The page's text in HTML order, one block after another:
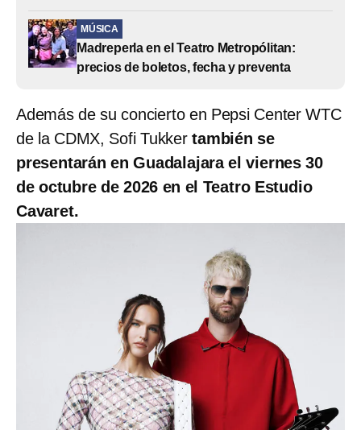
MÚSICA
Madreperla en el Teatro Metropólitan:
precios de boletos, fecha y preventa
Además de su concierto en Pepsi Center WTC
de la CDMX, Sofi Tukkertambién se
presentarán en Guadalajara el viernes 30
de octubre de 2026 en el Teatro Estudio
Cavaret.